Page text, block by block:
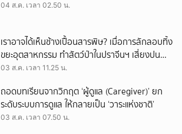
04 ส.ค. เวลา 02.50 น.
เราอาจได้เห็นช้างเปื้อนสารพิษ? เมื่อการลักลอบทิ้ง
ขยะอุตสาหกรรม ทำสัตว์ป่าในปราจีนฯ เสี่ยงปน
เปื้อน
03 ส.ค. เวลา 11.25 น.
ถอดบทเรียนจากวิกฤต ‘ผู้ดูแล (Caregiver)’ ยก
ระดับระบบการดูแล ให้กลายเป็น ‘วาระแห่งชาติ’
03 ส.ค. เวลา 07.50 น.